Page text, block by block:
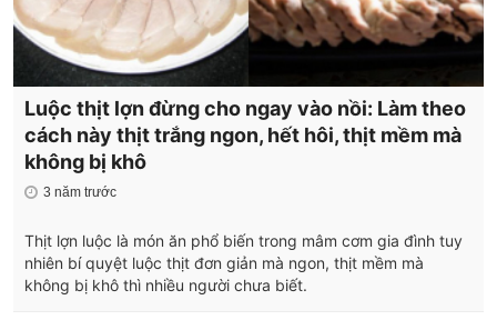
Luộc thịt lợn đừng cho ngay vào nồi: Làm theo
cách này thịt trắng ngon, hết hôi, thịt mềm mà
không bị khô
3 năm trước
Thịt lợn luộc là món ăn phổ biến trong mâm cơm gia đình tuy
nhiên bí quyệt luộc thịt đơn giản mà ngon, thịt mềm mà
không bị khô thì nhiều người chưa biết.